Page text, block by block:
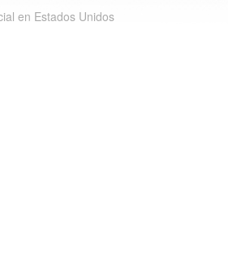
en Estados Unidos